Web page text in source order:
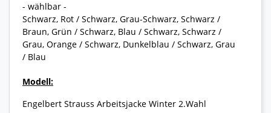
- wählbar -
Schwarz, Rot / Schwarz, Grau-Schwarz, Schwarz /
Braun, Grün / Schwarz, Blau / Schwarz, Schwarz /
Grau, Orange / Schwarz, Dunkelblau / Schwarz, Grau
/ Blau
Modell:
Engelbert Strauss Arbeitsjacke Winter 2.Wahl